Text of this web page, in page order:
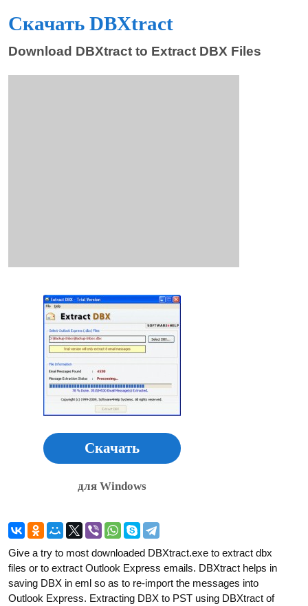
Скачать DBXtract
Download DBXtract to Extract DBX Files
Скачать
для Windows
Give a try to most downloaded DBXtract.exe to extract dbx
files or to extract Outlook Express emails. DBXtract helps in
saving DBX in eml so as to re-import the messages into
Outlook Express. Extracting DBX to PST using DBXtract of